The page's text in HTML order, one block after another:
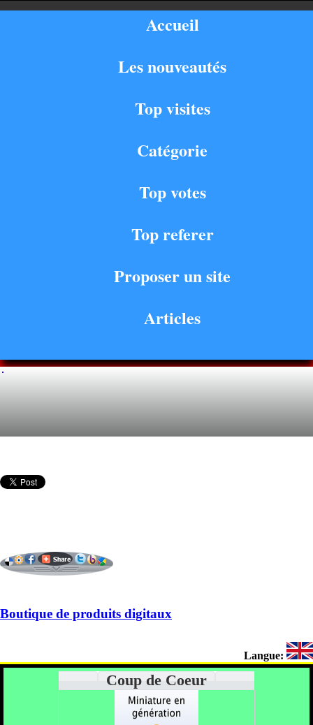
Accueil
Les nouveautés
Top visites
Catégorie
Top votes
Top referer
Proposer un site
Articles
Boutique de produits digitaux
Langue:
Coup de Coeur